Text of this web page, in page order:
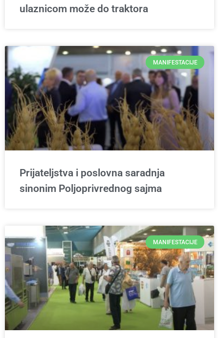
ulaznicom može do traktora
MANIFESTACIJE
Prijateljstva i poslovna saradnja
sinonim Poljoprivrednog sajma
MANIFESTACIJE